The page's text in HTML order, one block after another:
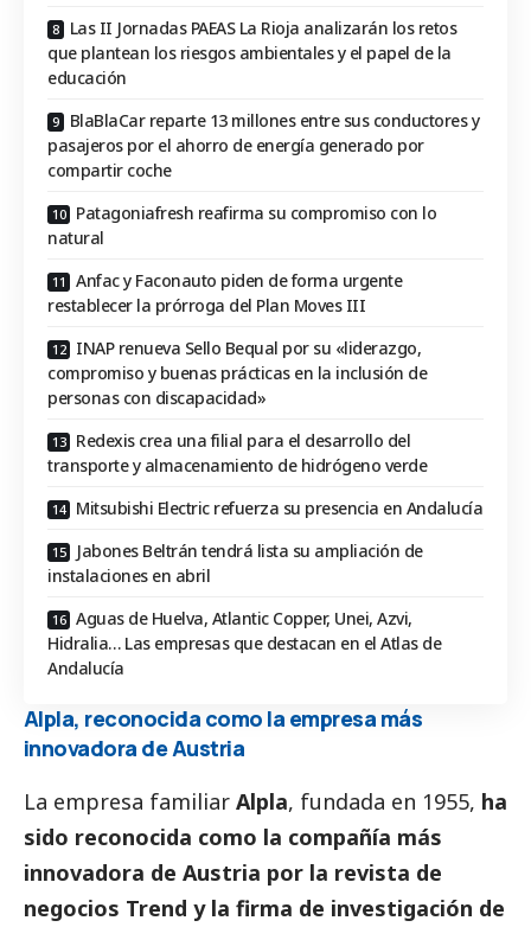
Las II Jornadas PAEAS La Rioja analizarán los retos
que plantean los riesgos ambientales y el papel de la
educación
BlaBlaCar reparte 13 millones entre sus conductores y
pasajeros por el ahorro de energía generado por
compartir coche
Patagoniafresh reafirma su compromiso con lo
natural
Anfac y Faconauto piden de forma urgente
restablecer la prórroga del Plan Moves III
INAP renueva Sello Bequal por su «liderazgo,
compromiso y buenas prácticas en la inclusión de
personas con discapacidad»
Redexis crea una filial para el desarrollo del
transporte y almacenamiento de hidrógeno verde
Mitsubishi Electric refuerza su presencia en Andalucía
Jabones Beltrán tendrá lista su ampliación de
instalaciones en abril
Aguas de Huelva, Atlantic Copper, Unei, Azvi,
Hidralia… Las empresas que destacan en el Atlas de
Andalucía
Alpla, reconocida como la empresa más
innovadora de Austria
La empresa familiar Alpla, fundada en 1955, ha
sido reconocida como la compañía más
innovadora de Austria por la revista de
negocios Trend y la firma de investigación de